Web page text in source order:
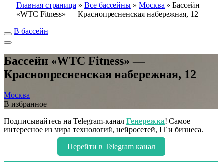
Главная страница » Все бассейны » Москва » Бассейн
«WTC Fitness» — Краснопресненская набережная, 12
В бассейн
Бассейн «WTC Fitness» —
Краснопресненская набережная, 12
Москва
В избранное
Подписывайтесь на Telegram-канал Генережка! Самое
интересное из мира технологий, нейросетей, IT и бизнеса.
Перейти в Telegram канал